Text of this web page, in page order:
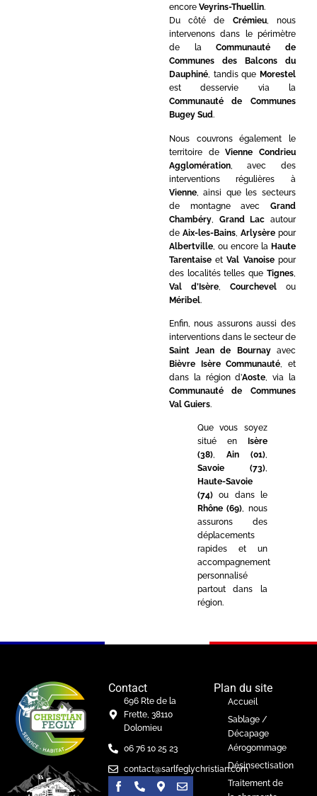
encore Veyrins-Thuellin.
Du côté de Crémieu, nous
intervenons dans le périmètre
de laCommunauté de
Communes des Balcons du
Dauphiné, tandis que Morestel
est desservie via la
Communauté de Communes
Bugey Sud.
Nous couvrons également le
territoire deVienne Condrieu
Agglomération, avec des
interventions régulières à
Vienne, ainsi que les secteurs
de montagne avec Grand
Chambéry, Grand Lac autour
de Aix-les-Bains, Arlysèrepour
Albertville, ou encore la Haute
TarentaiseetVal Vanoisepour
des localités telles que Tignes
Val d’Isère, Courchevelou
Méribel.
Enfin, nous assurons aussi des
interventions dans le secteur de
Saint Jean de Bournayavec
Bièvre Isère Communauté, et
dans la région d’Aoste, via la
Communauté de Communes
Val Guiers.
Que vous soyez
situé en
Isère
(38), Ain (01),
Savoie (73),
Haute-Savoie
(74)ou dans le
Rhône (69), nous
assurons des
déplacements
rapides et un
accompagnement
personnalisé
partout dans la
région.
Contact
696 Rte de la
Frette, 38110
Dolomieu
06 76 10 25 23
contact@sarlfeglychristian.com
Plan du site
Accueil
Sablage /
Décapage
Aérogommage
Désinsectisation
Traitement de